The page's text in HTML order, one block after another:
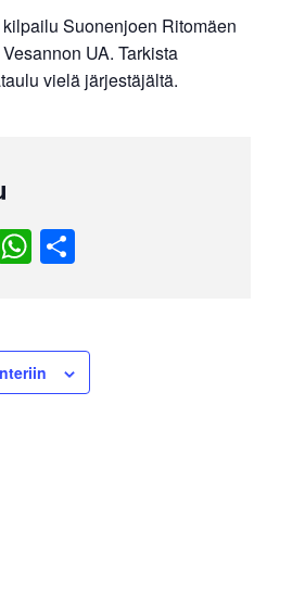
Suonenjoen Ritomäen
UA. Tarkista
vielä järjestäjältä.
W
h
s
A
e